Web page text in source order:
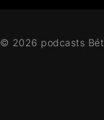
© 2026 podcasts